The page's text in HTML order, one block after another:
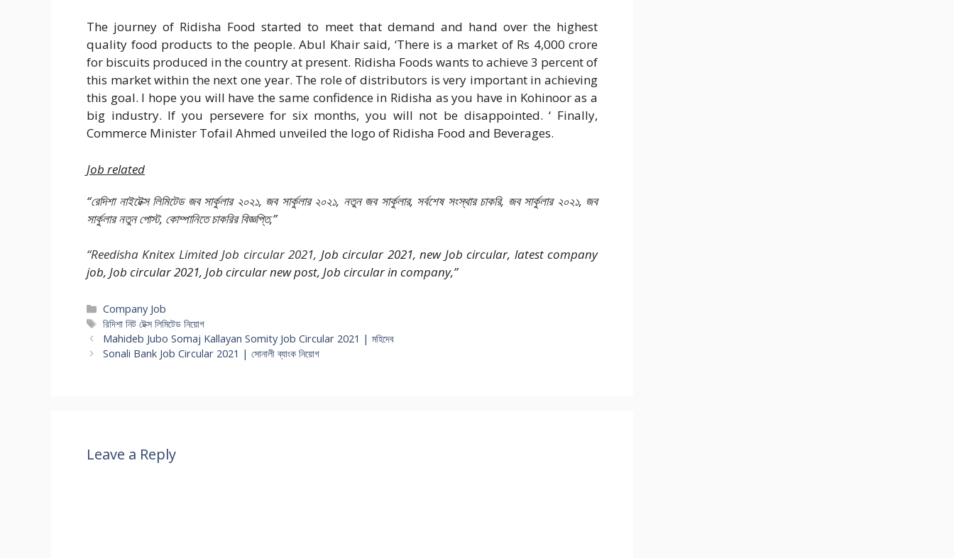
The journey of Ridisha Food started to meet that demand and hand over the highest
quality food products to the people. Abul Khair said, ‘There is a market of Rs 4,000 crore
for biscuits produced in the country at present. Ridisha Foods wants to achieve 3 percent of
this market within the next one year. The role of distributors is very important in achieving
this goal. I hope you will have the same confidence in Ridisha as you have in Kohinoor as a
big industry. If you persevere for six months, you will not be disappointed. ‘ Finally,
Commerce Minister Tofail Ahmed unveiled the logo of Ridisha Food and Beverages.
Job related
“রেদিশা নাইটেক্স লিমিটেড জব সার্কুলার ২০২১, জব সার্কুলার ২০২১, নতুন জব সার্কুলার, সর্বশেষ সংস্থার চাকরি, জব সার্কুলার ২০২১, জব
সার্কুলার নতুন পোস্ট, কোম্পানিতে চাকরির বিজ্ঞপ্তি,”
“Reedisha Knitex Limited Job circular 2021, Job circular 2021, new Job circular, latest company
job, Job circular 2021, Job circular new post, Job circular in company,”
Categories
Company Job
Tags
রিদিশা নিট টেক্স লিমিটেড নিয়োগ
Mahideb Jubo Somaj Kallayan Somity Job Circular 2021 | মহিদেব
Sonali Bank Job Circular 2021 | সোনালী ব্যাংক নিয়োগ
Leave a Reply